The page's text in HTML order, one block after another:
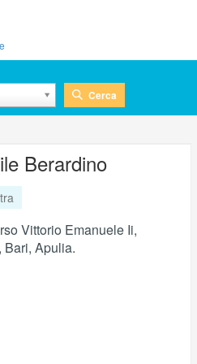
Cerca
Berardino
Vittorio Emanuele Ii,
Bari, Apulia.